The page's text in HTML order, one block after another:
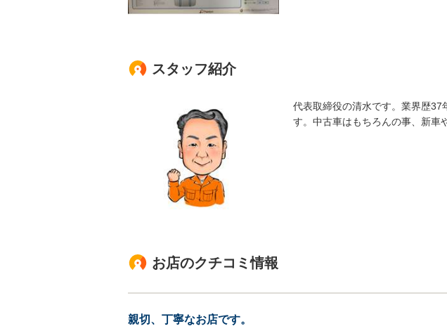
スタッフ紹介
代表取締役の清水です。業界歴37
す。中古車はもちろんの事、新車
お店のクチコミ情報
親切、丁寧なお店です。